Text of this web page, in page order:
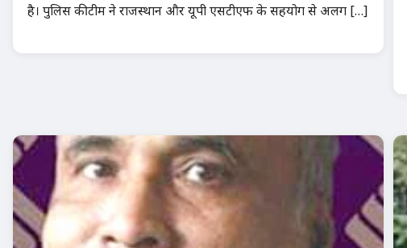
है। पुलिस की टीम ने राजस्थान और यूपी एसटीएफ के सहयोग से अलग […]